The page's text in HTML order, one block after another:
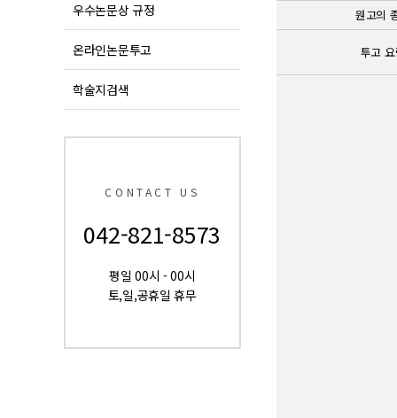
우수논문상 규정
온라인논문투고
학술지검색
CONTACT US
042-821-8573
평일 00시 - 00시
토,일,공휴일 휴무
원고의
투고 요